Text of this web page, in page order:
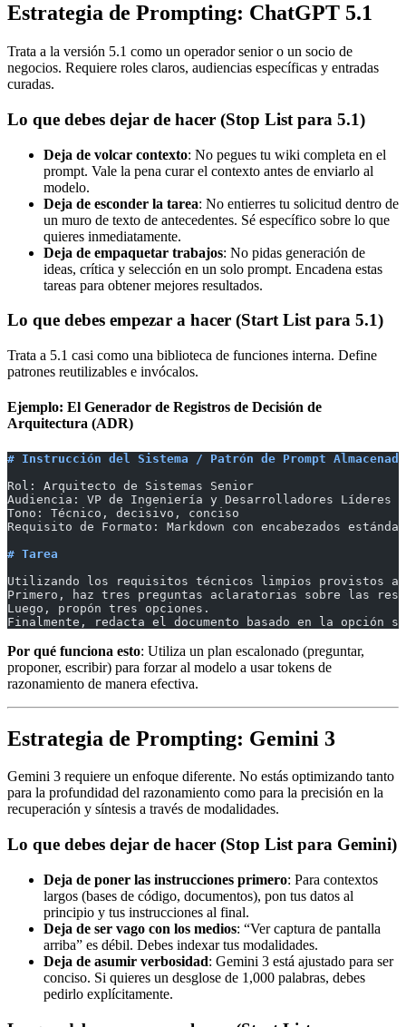
Estrategia de Prompting: ChatGPT 5.1
Trata a la versión 5.1 como un operador senior o un socio de
negocios. Requiere roles claros, audiencias específicas y entradas
curadas.
Lo que debes dejar de hacer (Stop List para 5.1)
Deja de volcar contexto: No pegues tu wiki completa en el
prompt. Vale la pena curar el contexto antes de enviarlo al
modelo.
Deja de esconder la tarea: No entierres tu solicitud dentro de
un muro de texto de antecedentes. Sé específico sobre lo que
quieres inmediatamente.
Deja de empaquetar trabajos: No pidas generación de
ideas, crítica y selección en un solo prompt. Encadena estas
tareas para obtener mejores resultados.
Lo que debes empezar a hacer (Start List para 5.1)
Trata a 5.1 casi como una biblioteca de funciones interna. Define
patrones reutilizables e invócalos.
Ejemplo: El Generador de Registros de Decisión de
Arquitectura (ADR)
# Instrucción del Sistema / Patrón de Prompt Almacenado
Rol: Arquitecto de Sistemas Senior
Audiencia: VP de Ingeniería y Desarrolladores Líderes
Tono: Técnico, decisivo, conciso
Requisito de Formato: Markdown con encabezados
# Tarea
Utilizando los requisitos técnicos limpios provistos
Primero, haz tres preguntas aclaratorias sobre las
Luego, propón tres opciones.
Finalmente, redacta el documento basado en la opción
Por qué funciona esto: Utiliza un plan escalonado (preguntar,
proponer, escribir) para forzar al modelo a usar tokens de
razonamiento de manera efectiva.
Estrategia de Prompting: Gemini 3
Gemini 3 requiere un enfoque diferente. No estás optimizando tanto
para la profundidad del razonamiento como para la precisión en la
recuperación y síntesis a través de modalidades.
Lo que debes dejar de hacer (Stop List para Gemini)
Deja de poner las instrucciones primero: Para contextos
largos (bases de código, documentos), pon tus datos al
principio y tus instrucciones al final.
Deja de ser vago con los medios: “Ver captura de pantalla
arriba” es débil. Debes indexar tus modalidades.
Deja de asumir verbosidad: Gemini 3 está ajustado para ser
conciso. Si quieres un desglose de 1,000 palabras, debes
pedirlo explícitamente.